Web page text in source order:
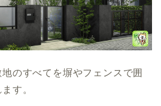
のすべてを塀やフェンスで囲
す。